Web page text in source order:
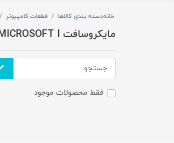
خانهدسته بندی کالاها قطعات کامپیوتر
مایکروسافت MICROSOFT I
فقط محصولات موجود